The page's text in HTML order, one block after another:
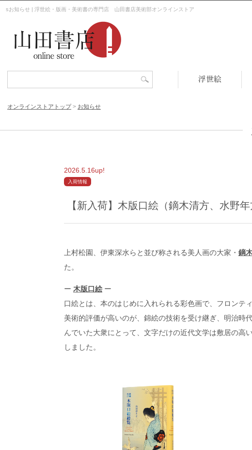
sお知らせ | 浮世絵・版画・美術書の専門店 山田書店美術部オンラインストア
浮世絵
オンラインストアトップ > お知らせ
2026.5.16up!
入荷情報
【新入荷】木版口絵（鏑木清方、水野
上村松園、伊東深水らと並び称される美人画の大家・ 鏑
た。
ー 木版口絵ー
口絵とは、本のはじめに入れられる彩色画で、フロンテ
美術的評価が高いのが、錦絵の技術を受け継ぎ、明治時
んでいた大衆にとって、文字だけの近代文学は敷居の高
しました。